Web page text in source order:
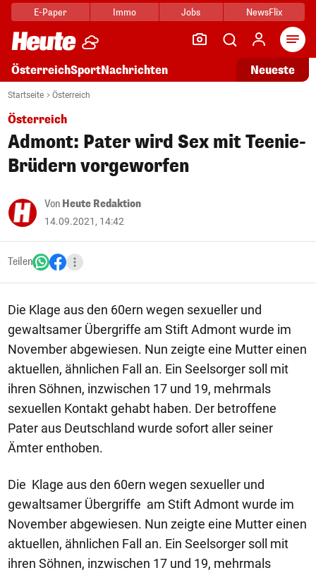
E-Paper Immo Jobs NewsFlix
ÖsterreichSportNachrichten Neueste
Startseite Österreich
Österreich
Admont: Pater wird Sex mit Teenie-
Brüdern vorgeworfen
Von Heute Redaktion
14.09.2021, 14:42
Teilen
Die Klage aus den 60ern wegen sexueller und
gewaltsamer Übergriffe am Stift Admont wurde im
November abgewiesen. Nun zeigte eine Mutter einen
aktuellen, ähnlichen Fall an. Ein Seelsorger soll mit
ihren Söhnen, inzwischen 17 und 19, mehrmals
sexuellen Kontakt gehabt haben. Der betroffene
Pater aus Deutschland wurde sofort aller seiner
Ämter enthoben.
Die Klage aus den 60ern wegen sexueller und
gewaltsamer Übergriffe am Stift Admont wurde im
November abgewiesen. Nun zeigte eine Mutter einen
aktuellen, ähnlichen Fall an. Ein Seelsorger soll mit
ihren Söhnen, inzwischen 17 und 19, mehrmals